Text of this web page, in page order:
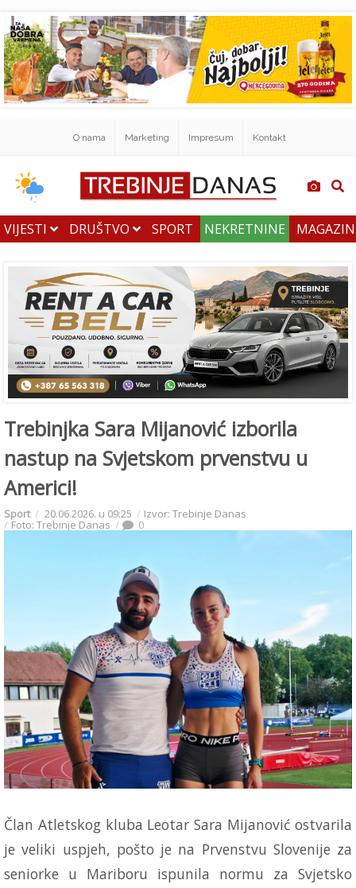
O nama Marketing Impresum Kontakt
VIJESTI DRUŠTVO SPORT NEKRETNINE
Trebinjka Sara Mijanović izborila
nastup na Svjetskom prvenstvu u
Americi!
Sport 20.06.2026. u 09:25 Izvor: Trebinje Danas
Foto: Trebinje Danas 0
Član Atletskog kluba Leotar Sara Mijanović ostvarila
je veliki uspjeh, pošto je na Prvenstvu Slovenije za
seniorke u Mariboru ispunila normu za Svjetsko